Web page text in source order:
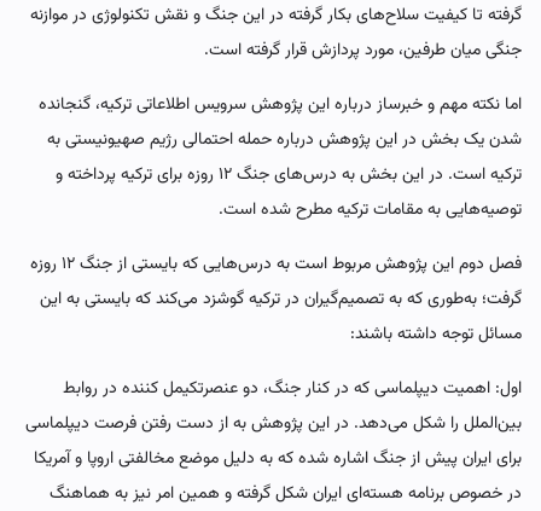
گرفته تا کیفیت سلاح‌های بکار گرفته در این جنگ و نقش تکنولوژی در موازنه
جنگی میان طرفین، مورد پردازش قرار گرفته است.
اما نکته مهم و خبرساز درباره این پژوهش سرویس اطلاعاتی ترکیه، گنجانده
شدن یک بخش در این پژوهش درباره حمله احتمالی رژیم صهیونیستی به
ترکیه است. در این بخش به درس‌های جنگ‌ ۱۲ روزه برای ترکیه پرداخته و
توصیه‌هایی به مقامات ترکیه مطرح شده است.
فصل دوم این پژوهش مربوط است به درس‌هایی که بایستی از جنگ ۱۲ روزه
گرفت؛ به‌طوری که به تصمیم‌گیران در ترکیه گوشزد می‌کند که بایستی به این
مسائل توجه داشته باشند:
اول: اهمیت دیپلماسی که در کنار جنگ، دو عنصرتکیمل کننده در روابط
بین‌الملل را شکل می‌دهد. در این پژوهش به از دست رفتن فرصت دیپلماسی
برای ایران پیش از جنگ اشاره شده که به دلیل موضع مخالفتی اروپا و آمریکا
در خصوص برنامه هسته‌ای ایران شکل گرفته و همین امر نیز به هماهنگ